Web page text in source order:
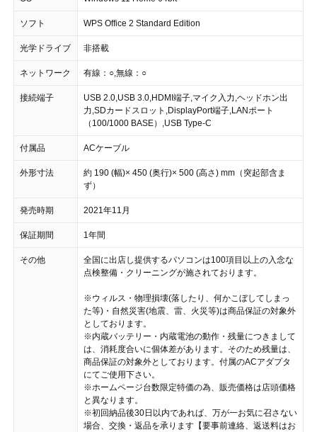
ソフト WPS Office 2 Standard Edition
光学ドライブ 非搭載
ネットワーク 有線：○,無線：○
接続端子
USB 2.0,USB 3.0,HDMI端子,マイク入力,ヘッドホン出
力,SDカードスロット,DisplayPort端子,LANポート
（100/1000 BASE）,USB Type-C
付属品 ACケーブル
外形寸法
約 190 (幅)× 450 (奥行)× 500 (高さ) mm（突起部含ま
ず）
発売時期 2021年11月
保証期間 1年間
その他
全国に出店し提供するパソコンは100項目以上の入念な
点検整備・クリーニングが施されております。
※ウィルス・物理損壊(落したり、何かこぼしてしまっ
た等)・自然災害(地震、雷、火災等)は商品保証の対象外
としております。
※内蔵バッテリー・内蔵電池の動作・残量につきまして
は、消耗度合いに個体差があります。そのため残量は、
商品保証の対象外としております。付属のACアダプタ
にてご使用下さい。
※ホームページ台数限定特価の為、販売価格は店頭価格
と異なります。
※初回納品後30日以内であれば、万が一お気に召さない
場合、交換・返品を承ります【要事前連絡、返送料はお